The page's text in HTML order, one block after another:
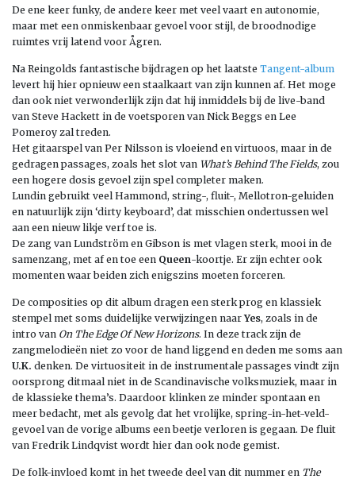
De ene keer funky, de andere keer met veel vaart en autonomie,
maar met een onmiskenbaar gevoel voor stijl, de broodnodige
ruimtes vrij latend voor Ågren.
Na Reingolds fantastische bijdragen op het laatste Tangent-album
levert hij hier opnieuw een staalkaart van zijn kunnen af. Het moge
dan ook niet verwonderlijk zijn dat hij inmiddels bij de live-band
van Steve Hackett in de voetsporen van Nick Beggs en Lee
Pomeroy zal treden.
Het gitaarspel van Per Nilsson is vloeiend en virtuoos, maar in de
gedragen passages, zoals het slot van What’s Behind The Fields, zou
een hogere dosis gevoel zijn spel completer maken.
Lundin gebruikt veel Hammond, string-, fluit-, Mellotron-geluiden
en natuurlijk zijn ‘dirty keyboard’, dat misschien ondertussen wel
aan een nieuw likje verf toe is.
De zang van Lundström en Gibson is met vlagen sterk, mooi in de
samenzang, met af en toe een Queen-koortje. Er zijn echter ook
momenten waar beiden zich enigszins moeten forceren.
De composities op dit album dragen een sterk prog en klassiek
stempel met soms duidelijke verwijzingen naarYes, zoals in de
intro van On The Edge Of New Horizons. In deze track zijn de
zangmelodieën niet zo voor de hand liggend en deden me soms aan
U.K. denken. De virtuositeit in de instrumentale passages vindt zijn
oorsprong ditmaal niet in de Scandinavische volksmuziek, maar in
de klassieke thema’s. Daardoor klinken ze minder spontaan en
meer bedacht, met als gevolg dat het vrolijke, spring-in-het-veld-
gevoel van de vorige albums een beetje verloren is gegaan. De fluit
van Fredrik Lindqvist wordt hier dan ook node gemist.
De folk-invloed komt in het tweede deel van dit nummer en The